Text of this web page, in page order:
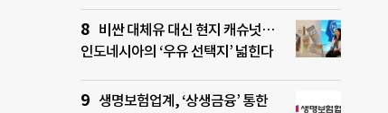
비싼 대체유 대신 현지 캐슈넛…
인도네시아의 ‘우유 선택지’ 넓힌다
생명보험업계, ‘상생금융’ 통한